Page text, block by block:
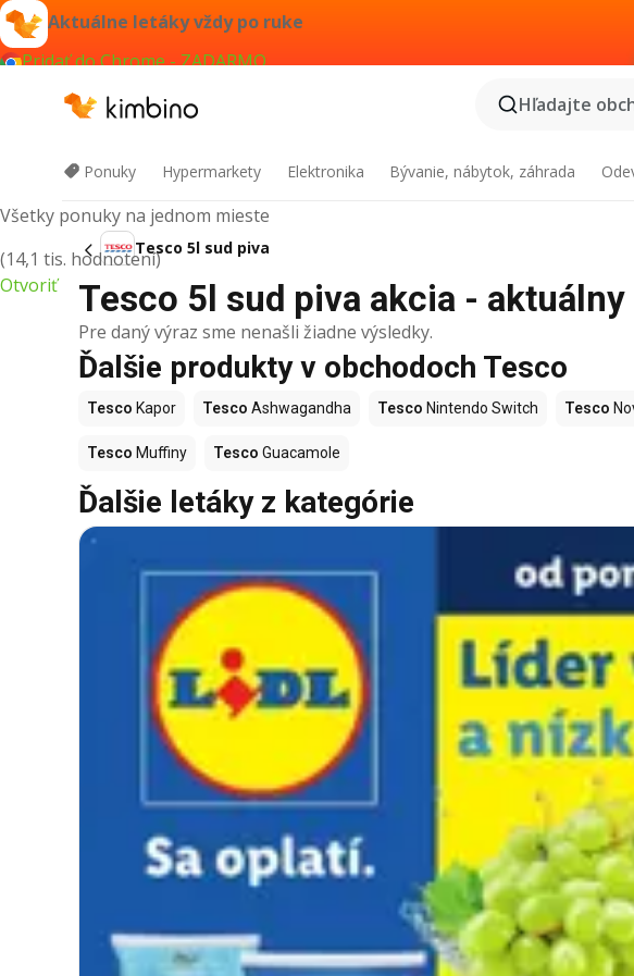
Aktuálne letáky vždy po ruke
Pridať do Chrome - ZADARMO
Kimbino
Všetky ponuky na jednom mieste
(14,1 tis. hodnotení)
Otvoriť
Hľadajte
Ponuky Hypermarkety Elektronika Bývanie, nábytok, záhrada
Tesco 5l sud piva
Tesco 5l sud piva akcia -
Pre daný výraz sme nenašli žiadne výsledky.
Ďalšie produkty v obchodoch Tesco
Tesco Kapor Tesco Ashwagandha Tesco Nintendo Switch Tesco
Tesco Muffiny Tesco Guacamole
Ďalšie letáky z kategórie